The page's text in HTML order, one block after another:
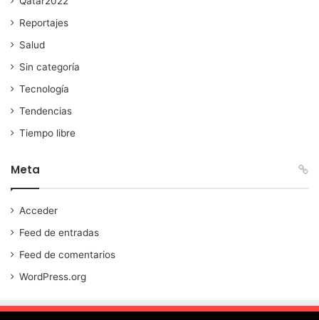
Reportajes
Salud
Sin categoría
Tecnología
Tendencias
Tiempo libre
Meta
Acceder
Feed de entradas
Feed de comentarios
WordPress.org